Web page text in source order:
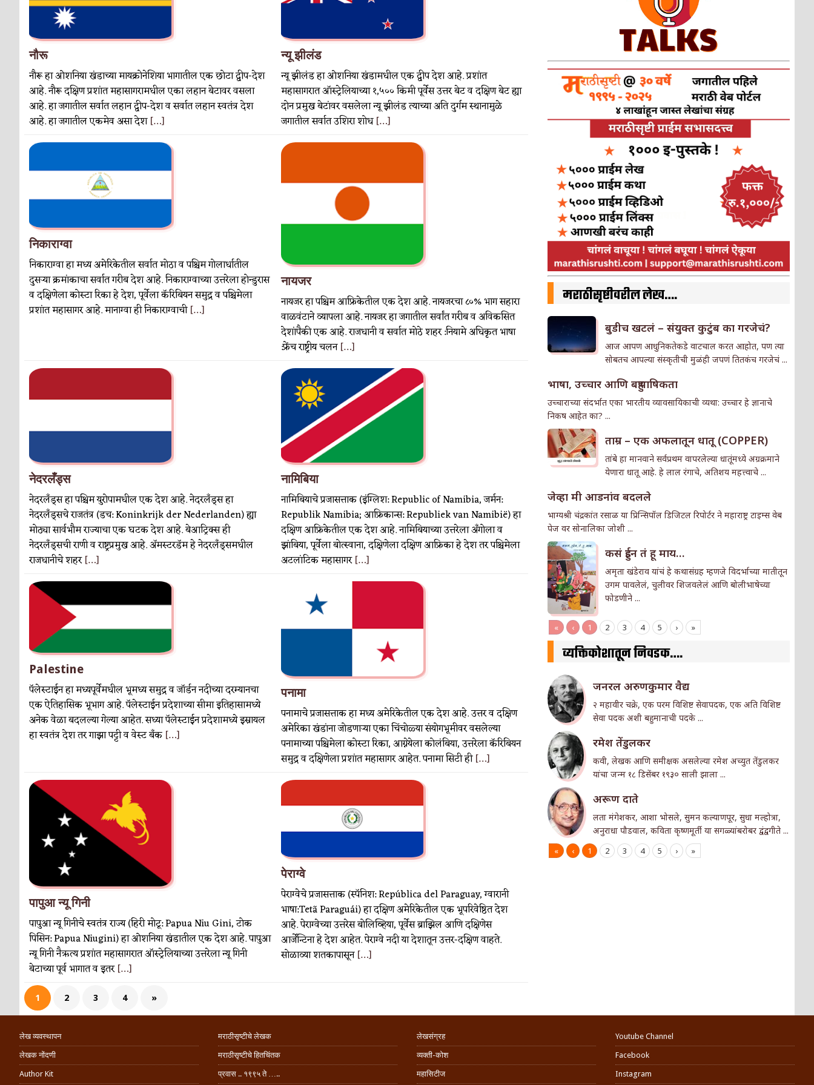
नौरू
नौरू हा ओशनिया खंडाच्या मायक्रोनेशिया भागातील एक छोटा द्वीप-देश
आहे. नौरू दक्षिण प्रशांत महासागरामधील एका लहान बेटावर वसला
आहे. हा जगातील सर्वात लहान द्वीप-देश व सर्वात लहान स्वतंत्र देश
आहे. हा जगातील एकमेव असा देश[…]
न्यू झीलंड
न्यू झीलंड हा ओशनिया खंडामधील एक द्वीप देश आहे. प्रशांत
महासागरात ऑस्ट्रेलियाच्या १,५०० किमी पूर्वेस उत्तर बेट व दक्षिण बेट ह्या
दोन प्रमुख बेटांवर वसलेला न्यू झीलंड त्याच्या अति दुर्गम स्थानामुळे
जगातील सर्वात उशिरा शोध[…]
निकाराग्वा
निकाराग्वा हा मध्य अमेरिकेतील सर्वात मोठा व पश्चिम गोलार्धातील
दुसर्‍या क्रमांकाचा सर्वात गरीब देश आहे. निकाराग्वाच्या उत्तरेला होन्डुरास
व दक्षिणेला कोस्टा रिका हे देश, पूर्वेला कॅरिबियन समुद्र व पश्चिमेला
प्रशांत महासागर आहे. मानाग्वा ही निकाराग्वाची[…]
नायजर
नायजर हा पश्चिम आफ्रिकेतील एक देश आहे. नायजरचा ८०% भाग सहारा
वाळवंटाने व्यापला आहे. नायजर हा जगातील सर्वांत गरीब व अविकसित
देशांपैकी एक आहे. राजधानी व सर्वात मोठे शहर :नियामे अधिकृत भाषा
:फ्रेंच राष्ट्रीय चलन[…]
नेदरलँड्स
नेदरलँड्स हा पश्चिम युरोपामधील एक देश आहे. नेदरलँड्स हा
नेदरलँड्सचे राजतंत्र (डच: Koninkrijk der Nederlanden) ह्या
मोठ्या सार्वभौम राज्याचा एक घटक देश आहे. बेआट्रिक्स ही
नेदरलँड्सची राणी व राष्ट्रप्रमुख आहे. अ‍ॅमस्टरडॅम हे नेदरलँड्समधील
राजधानीचे शहर[…]
नामिबिया
नामिबियाचे प्रजासत्ताक (इंग्लिश: Republic of Namibia, जर्मन:
Republik Namibia; आफ्रिकान्स: Republiek van Namibië) हा
दक्षिण आफ्रिकेतील एक देश आहे. नामिबियाच्या उत्तरेला अँगोला व
झांबिया, पूर्वेला बोत्स्वाना, दक्षिणेला दक्षिण आफ्रिका हे देश तर पश्चिमेला
अटलांटिक महासागर[…]
Palestine
पॅलेस्टाईन हा मध्यपूर्वेमधील भूमध्य समुद्र व जॉर्डन नदीच्या दरम्यानचा
एक ऐतिहासिक भूभाग आहे. पॅलेस्टाईन प्रदेशाच्या सीमा इतिहासामध्ये
अनेक वेळा बदलल्या गेल्या आहेत. सध्या पॅलेस्टाईन प्रदेशामध्ये इस्रायल
हा स्वतंत्र देश तर गाझा पट्टी व वेस्ट बँक […]
पनामा
पनामाचे प्रजासत्ताक हा मध्य अमेरिकेतील एक देश आहे. उत्तर व दक्षिण
अमेरिका खंडांना जोडणाऱ्या एका चिंचोळ्या संयोगभूमीवर वसलेल्या
पनामाच्या पश्चिमेला कोस्टा रिका, आग्नेयेला कोलंबिया, उत्तरेला कॅरिबियन
समुद्र व दक्षिणेला प्रशांत महासागर आहेत. पनामा सिटी ही[…]
पापुआ न्यू गिनी
पापुआ न्यू गिनीचे स्वतंत्र राज्य (हिरी मोटू: Papua Niu Gini, टोक
पिसिन: Papua Niugini) हा ओशनिया खंडातील एक देश आहे. पापुआ
न्यू गिनी नैऋत्य प्रशांत महासागरात ऑस्ट्रेलियाच्या उत्तरेला न्यू गिनी
बेटाच्या पूर्व भागात व इतर[…]
पेराग्वे
पेराग्वेचे प्रजासत्ताक (स्पॅनिश: República del Paraguay, ग्वारानी
भाषा:Tetã Paraguái) हा दक्षिण अमेरिकेतील एक भूपरिवेष्ठित देश
आहे. पेराग्वेच्या उत्तरेस बोलिव्हिया, पूर्वेस ब्राझिल आणि दक्षिणेस
आर्जेन्टिना हे देश आहेत. पेराग्वे नदी या देशातून उत्तर-दक्षिण वाहते.
सोळाव्या शतकापासून[…]
1 2 3 4 »
मराठीसृष्टीवरील लेख….
बुडीच खटलं – संयुक्त कुटुंब का गरजेचं?
आज आपण आधुनिकतेकडे वाटचाल करत आहोत, पण त्या
सोबतच आपल्या संस्कृतीची मुळंही जपणं तितकंच गरजेचं ...
भाषा, उच्चार आणि बहुभाषिकता
उच्चाराच्या संदर्भात एका भारतीय व्यावसायिकाची व्यथा: उच्चार हे ज्ञानाचे
निकष आहेत का? ...
ताम्र – एक अफलातून धातू (COPPER)
तांबे हा मानवाने सर्वप्रथम वापरलेल्या धातूंमध्ये अग्रक्रमाने
येणारा धातू आहे. हे लाल रंगाचे, अतिशय महत्त्वाचे ...
जेव्हा मी आडनांव बदलले
भाग्यश्री चंद्रकांत रसाळ या प्रिन्सिपॉल डिजिटल रिपोर्टर ने महाराष्ट्र टाइम्स वेब
पेज वर सोनालिका जोशी ...
कसं हुईन तं हू माय…
अमृता खंडेराव यांचं हे कथासंग्रह म्हणजे विदर्भाच्या मातीतून
उगम पावलेलं, चुलीवर शिजवलेलं आणि बोलीभाषेच्या
फोडणीने ...
« ‹ 1 2 3 4 5 › »
व्यक्तिकोशातून निवडक….
जनरल अरुणकुमार वैद्य
२ महावीर चक्रे, एक परम विशिष्ट सेवापदक, एक अति विशिष्ट
सेवा पदक अशी बहुमानाची पदके ...
रमेश तेंडुलकर
कवी, लेखक आणि समीक्षक असलेल्या रमेश अच्युत तेंडुलकर
यांचा जन्म १८ डिसेंबर १९३० साली झाला ...
अरूण दाते
लता मंगेशकर, आशा भोसले, सुमन कल्याणपूर, सुधा मल्होत्रा,
अनुराधा पौडवाल, कविता कृष्णमूर्ती या सगळ्यांबरोबर द्वंद्वगीते ...
« ‹ 1 2 3 4 5 › »
लेख व्यवस्थापन
लेखक नोंदणी
Author Kit
मराठीसृष्टीचे लेखक
मराठीसृष्टीचे हितचिंतक
प्रवास .. १९९५ ते …..
लेखसंग्रह
व्यक्ती-कोश
महासिटीज
Youtube Channel
Facebook
Instagram